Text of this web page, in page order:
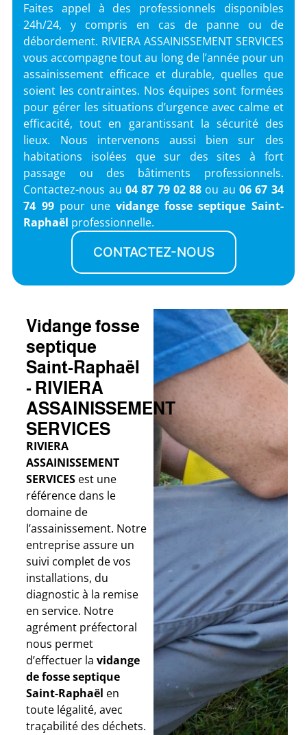
Faites appel à des professionnels disponibles
24h/24, y compris en cas de panne ou de
débordement. RIVIERA ASSAINISSEMENT SERVICES
vous accompagne tout au long de l’année pour un
assainissement efficace et durable, quelles que
soient les contraintes. Nos équipes sont formées
pour gérer les situations d’urgence avec calme et
efficacité, tout en garantissant la sécurité des
lieux. Nous intervenons aussi bien sur des
habitations isolées que sur des sites à fort
passage ou des bâtiments professionnels.
Contactez-nous au 04 87 79 02 88 ou au 06 67 34
74 99 pour unevidange fosse septique Saint-
Raphaël professionnelle.
CONTACTEZ-NOUS
Vidange fosse
septique
Saint-Raphaël
- RIVIERA
ASSAINISSEMENT
SERVICES
RIVIERA
ASSAINISSEMENT
SERVICESest une
référence dans le
domaine de
l’assainissement. Notre
entreprise assure un
suivi complet de vos
installations, du
diagnostic à la remise
en service. Notre
agrément préfectoral
nous permet
d’effectuer la vidange
de fosse septique
Saint-Raphaël en
toute légalité, avec
traçabilité des déchets.